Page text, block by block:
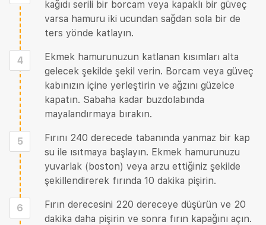
kağıdı serili bir borcam veya kapaklı bir güveç
varsa hamuru iki ucundan sağdan sola bir de
ters yönde katlayın.
4
Ekmek hamurunuzun katlanan kısımları alta
gelecek şekilde şekil verin. Borcam veya güveç
kabınızın içine yerleştirin ve ağzını güzelce
kapatın. Sabaha kadar buzdolabında
mayalandırmaya bırakın.
5
Fırını 240 derecede tabanında yanmaz bir kap
su ile ısıtmaya başlayın. Ekmek hamurunuzu
yuvarlak (boston) veya arzu ettiğiniz şekilde
şekillendirerek fırında 10 dakika pişirin.
6
Fırın derecesini 220 dereceye düşürün ve 20
dakika daha pişirin ve sonra fırın kapağını açın.